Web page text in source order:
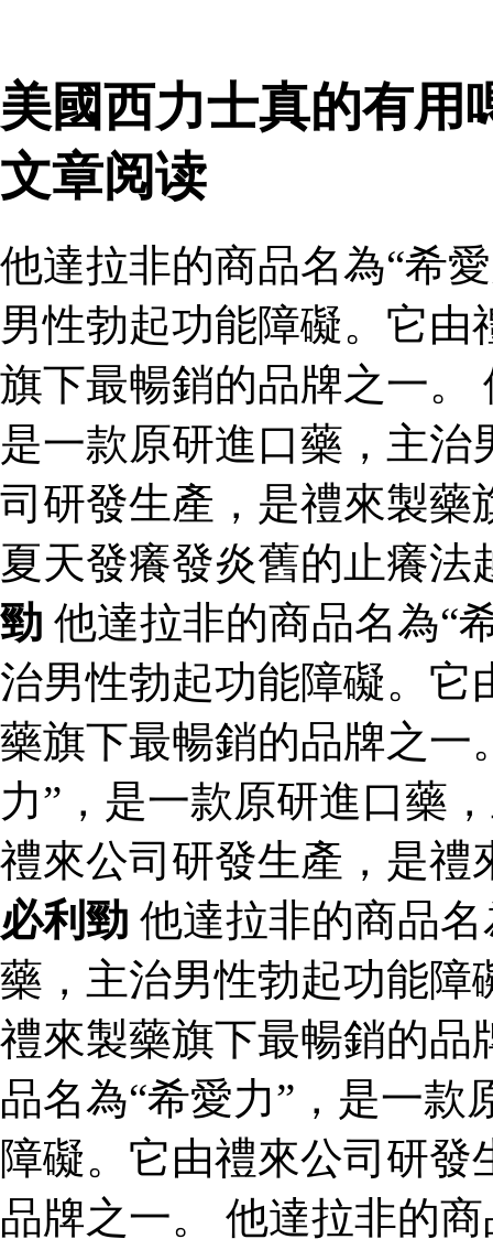
美國西力士真的有用
文章阅读
他達拉非的商品名為“希
男性勃起功能障礙。它
旗下最暢銷的品牌之一。
是一款原研進口藥，主
司研發生產，是禮來製藥
夏天發癢發炎舊的止癢
勁 他達拉非的商品名為“
治男性勃起功能障礙。它
藥旗下最暢銷的品牌之一
力”，是一款原研進口藥
禮來公司研發生產，是禮
必利勁 他達拉非的商品
藥，主治男性勃起功能障
禮來製藥旗下最暢銷的品
品名為“希愛力”，是一
障礙。它由禮來公司研
品牌之一。 他達拉非的